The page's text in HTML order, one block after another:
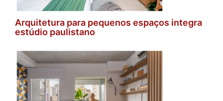
Arquitetura para pequenos espaços integra
estúdio paulistano